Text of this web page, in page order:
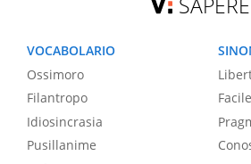
VOCABOLARIO
Ossimoro
Filantropo
Idiosincrasia
Pusillanime
Facile